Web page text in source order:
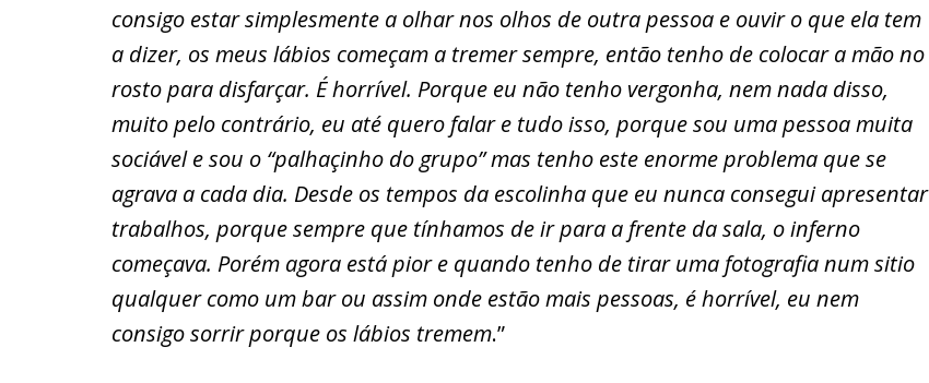
consigo estar simplesmente a olhar nos olhos de outra pessoa e ouvir o que ela tem
a dizer, os meus lábios começam a tremer sempre, então tenho de colocar a mão no
rosto para disfarçar. É horrível. Porque eu não tenho vergonha, nem nada disso,
muito pelo contrário, eu até quero falar e tudo isso, porque sou uma pessoa muita
sociável e sou o “palhaçinho do grupo” mas tenho este enorme problema que se
agrava a cada dia. Desde os tempos da escolinha que eu nunca consegui apresentar
trabalhos, porque sempre que tínhamos de ir para a frente da sala, o inferno
começava. Porém agora está pior e quando tenho de tirar uma fotografia num sitio
qualquer como um bar ou assim onde estão mais pessoas, é horrível, eu nem
consigo sorrir porque os lábios tremem.”